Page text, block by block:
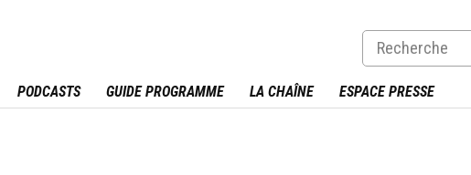
PODCASTS GUIDE PROGRAMME LA CHAÎNE ESPACE PRESSE